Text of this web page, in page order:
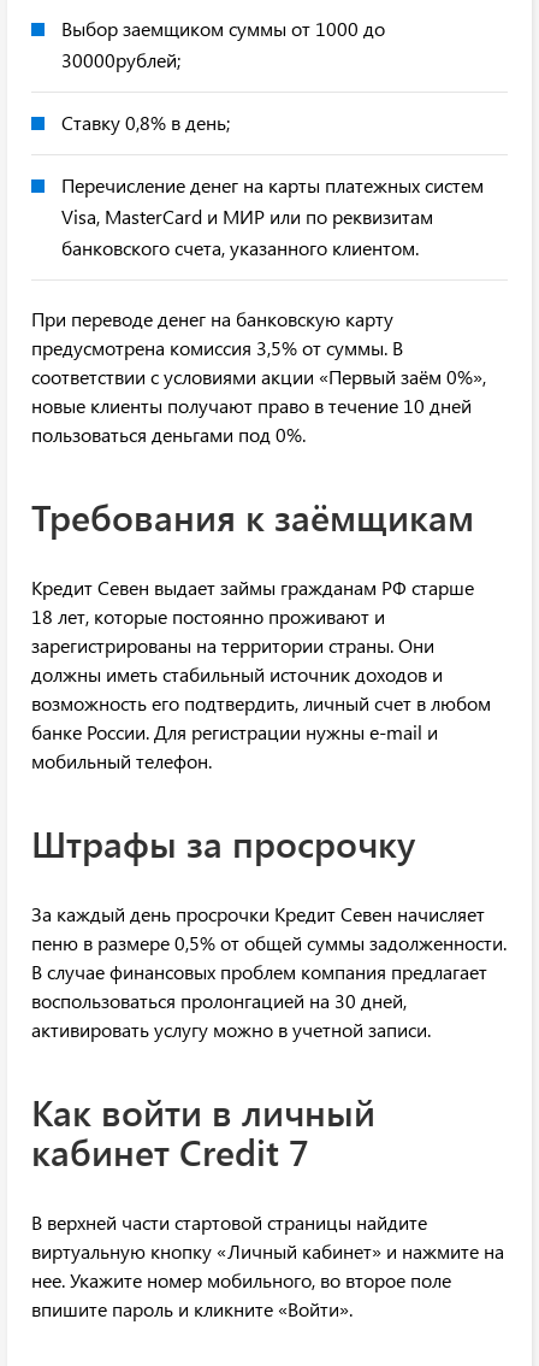
Выбор заемщиком суммы от 1000 до
30000рублей;
Ставку 0,8% в день;
Перечисление денег на карты платежных систем
Visa, MasterCard и МИР или по реквизитам
банковского счета, указанного клиентом.
При переводе денег на банковскую карту
предусмотрена комиссия 3,5% от суммы. В
соответствии с условиями акции «Первый заём 0%»,
новые клиенты получают право в течение 10 дней
пользоваться деньгами под 0%.
Требования к заёмщикам
Кредит Севен выдает займы гражданам РФ старше
18 лет, которые постоянно проживают и
зарегистрированы на территории страны. Они
должны иметь стабильный источник доходов и
возможность его подтвердить, личный счет в любом
банке России. Для регистрации нужны e-mail и
мобильный телефон.
Штрафы за просрочку
За каждый день просрочки Кредит Севен начисляет
пеню в размере 0,5% от общей суммы задолженности.
В случае финансовых проблем компания предлагает
воспользоваться пролонгацией на 30 дней,
активировать услугу можно в учетной записи.
Как войти в личный
кабинет Credit 7
В верхней части стартовой страницы найдите
виртуальную кнопку «Личный кабинет» и нажмите на
нее. Укажите номер мобильного, во второе поле
впишите пароль и кликните «Войти».